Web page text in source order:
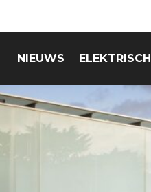
NIEUWS ELEKTRISCH